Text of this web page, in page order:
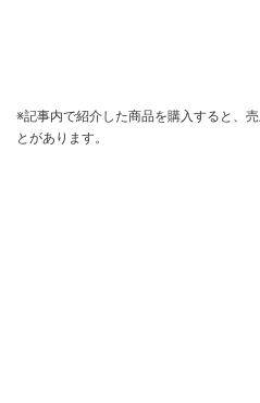
※記事内で紹介した商品を購入すると、
とがあります。